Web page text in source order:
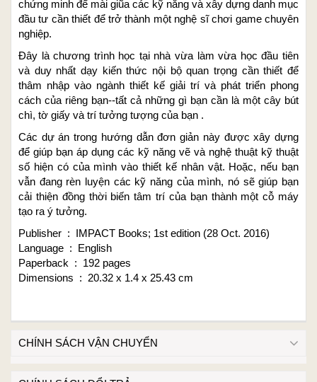
chứng minh để mài giũa các kỹ năng và xây dựng danh mục
đầu tư cần thiết để trở thành một nghệ sĩ chơi game chuyên
nghiệp.
Đây là chương trình học tại nhà vừa làm vừa học đầu tiên
và duy nhất dạy kiến thức nội bộ quan trọng cần thiết để
thâm nhập vào ngành thiết kế giải trí và phát triển phong
cách của riêng bạn--tất cả những gì bạn cần là một cây bút
chì, tờ giấy và trí tưởng tượng của bạn .
Các dự án trong hướng dẫn đơn giản này được xây dựng
để giúp bạn áp dụng các kỹ năng vẽ và nghệ thuật kỹ thuật
số hiện có của mình vào thiết kế nhân vật. Hoặc, nếu bạn
vẫn đang rèn luyện các kỹ năng của mình, nó sẽ giúp bạn
cải thiện đồng thời biến tâm trí của bạn thành một cỗ máy
tạo ra ý tưởng.
Publisher ‏ : ‎ IMPACT Books; 1st edition (28 Oct. 2016)
Language ‏ : ‎ English
Paperback ‏ : ‎ 192 pages
Dimensions ‏ : ‎ 20.32 x 1.4 x 25.43 cm
CHÍNH SÁCH VẬN CHUYỂN